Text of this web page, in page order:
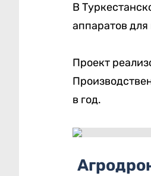
В
аппаратов для
Проект
в год.